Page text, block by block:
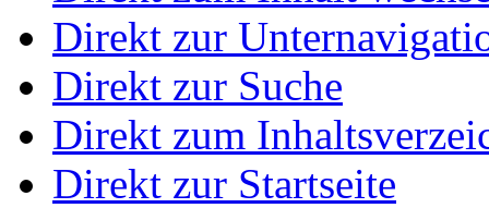
Direkt zur
Direkt zur Suche
Direkt zum
Direkt zur Startseite